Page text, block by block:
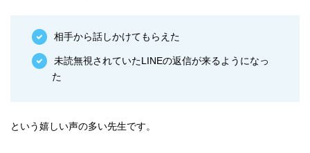
相手から話しかけてもらえた
未読無視されていたLINEの返信が来るようになっ
た
という嬉しい声の多い先生です。